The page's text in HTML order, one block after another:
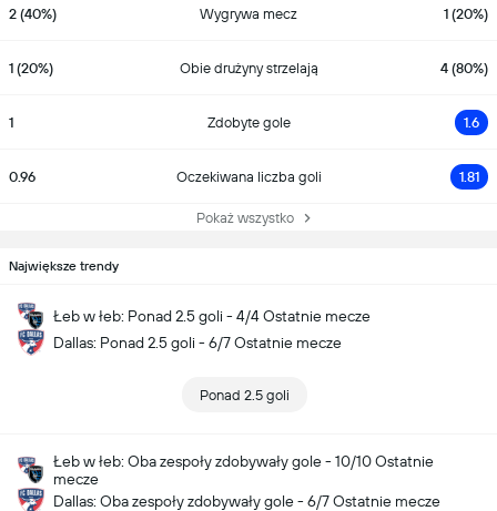
2 (40%) Wygrywa mecz 1 (20%)
1 (20%) Obie drużyny strzelają 4 (80%)
1 Zdobyte gole 1.6
0.96 Oczekiwana liczba goli 1.81
Pokaż wszystko
Największe trendy
Łeb w łeb: Ponad 2.5 goli - 4/4 Ostatnie mecze
Dallas: Ponad 2.5 goli - 6/7 Ostatnie mecze
Ponad 2.5 goli
Łeb w łeb: Oba zespoły zdobywały gole - 10/10 Ostatnie
mecze
Dallas: Oba zespoły zdobywały gole - 6/7 Ostatnie mecze